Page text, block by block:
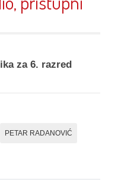
za 6. razred
PETAR RADANOVIĆ